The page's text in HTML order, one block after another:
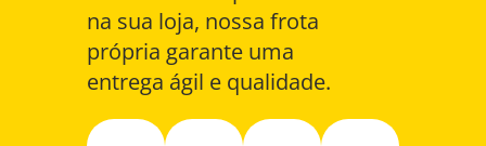
na sua loja, nossa frota
própria garante uma
entrega ágil e qualidade.